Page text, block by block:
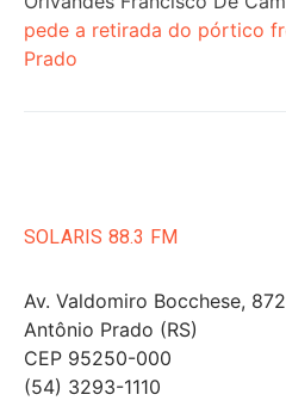
pede a retirada do pórtico
Prado
SOLARIS 88.3 FM
Av. Valdomiro Bocchese, 872
Antônio Prado (RS)
CEP 95250-000
(54) 3293-1110